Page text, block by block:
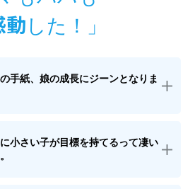
動 した！」
手紙、娘の成長にジーンとなりま
小さい子が目標を持てるって凄い